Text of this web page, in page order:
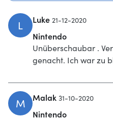
L Luke 21-12-2020
Nintendo
Unüberschaubar .
genacht. Ich war zu
M Malak 31-10-2020
Nintendo